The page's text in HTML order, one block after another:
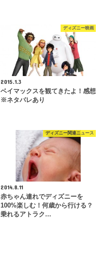
ディズニー映画
2015.1.3
ベイマックスを観てきたよ！感想
※ネタバレあり
ディズニー関連ニュース
2014.8.11
赤ちゃん連れでディズニーを
100%楽しむ！何歳から行ける？
乗れるアトラク…